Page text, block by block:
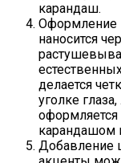
карандаш.
Оформление
наносится
делается
уголке
карандашом
Добавление